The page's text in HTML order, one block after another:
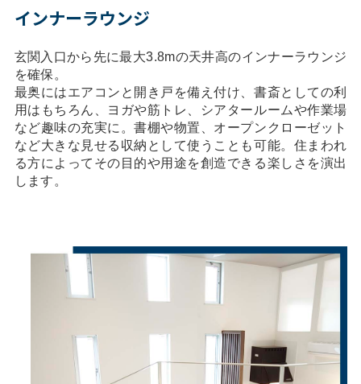
インナーラウンジ
玄関入口から先に最大3.8mの天井高のインナーラウンジ
を確保。
最奥にはエアコンと開き戸を備え付け、書斎としての利
用はもちろん、ヨガや筋トレ、シアタールームや作業場
など趣味の充実に。書棚や物置、オープンクローゼット
など大きな見せる収納として使うことも可能。住まわれ
る方によってその目的や用途を創造できる楽しさを演出
します。